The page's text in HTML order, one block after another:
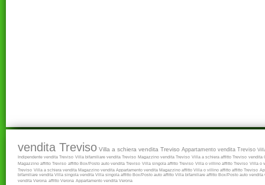
vendita Treviso Villa a schiera vendita Treviso Appartamento vendita Treviso
Indipendente vendita Treviso Villa bifamiliare vendita Treviso Magazzino vendita Treviso Villa a schiera affitto Treviso vendita
Magazzino affitto Treviso affitto Box/Posto auto vendita Treviso Villa singola affitto Treviso Villa o villino affitto Treviso Villa o
Treviso Villa a schiera vendita Magazzino vendita Appartamento vendita Magazzino affitto Villa o villino affitto affitto Treviso
bifamiliare vendita Villa singola vendita Villa singola affitto Box/Posto auto affitto Villa bifamiliare affitto Box/Posto auto vendita
vendita Verona affitto Verona Appartamento vendita Verona